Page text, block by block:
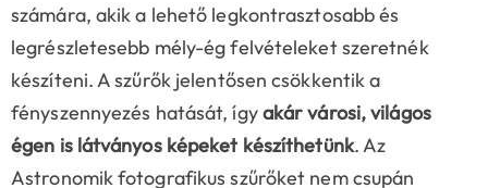
számára, akik a lehető legkontrasztosabb és
legrészletesebb mély-ég felvételeket szeretnék
készíteni. A szűrők jelentősen csökkentik a
fényszennyezés hatását, ígyakár városi, világos
égen is látványos képeket készíthetünk. Az
Astronomik fotografikus szűrőket nem csupán